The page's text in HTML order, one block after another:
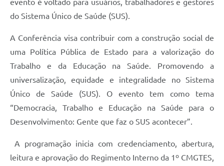
evento é voltado para usuários, trabalhadores e gestores
do Sistema Único de Saúde (SUS).
A Conferência visa contribuir com a construção social de
uma Política Pública de Estado para a valorização do
Trabalho e da Educação na Saúde. Promovendo a
universalização, equidade e integralidade no Sistema
Único de Saúde (SUS). O evento tem como tema
“Democracia, Trabalho e Educação na Saúde para o
Desenvolvimento: Gente que faz o SUS acontecer”.
A programação inicia com credenciamento, abertura,
leitura e aprovação do Regimento Interno da 1º CMGTES,